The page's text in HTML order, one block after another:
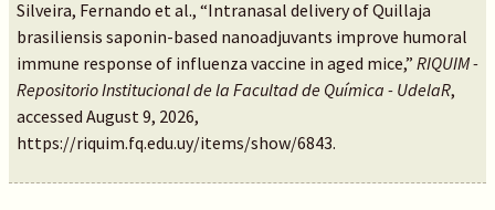
Silveira, Fernando et al., “Intranasal delivery of Quillaja
brasiliensis saponin-based nanoadjuvants improve humoral
immune response of influenza vaccine in aged mice,” RIQUIM -
Repositorio Institucional de la Facultad de Química - UdelaR,
accessed August 9, 2026,
https://riquim.fq.edu.uy/items/show/6843.